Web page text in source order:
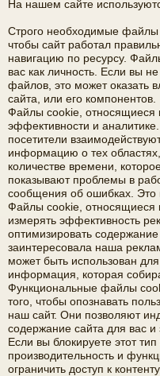
На нашем сайте
Строго необходимые
чтобы сайт работал
навигацию по ресурсу.
вас как личность. Если вы
файлов, это может оказать
сайта, или его компонентов.
Файлы cookie, относящиеся
эффективности и
посетители
информацию о тех
количестве времени,
показывают проблемы в
сообщения об ошибках. Это
Файлы cookie, относящиеся
измерять эффективность
оптимизировать содержание
заинтересовала наша
может быть использован
информация, которая
Функциональные файлы
того, чтобы опознавать
наш сайт. Они позволяют
содержание сайта для вас
Если вы блокируете этот
производительность и
ограничить доступ к